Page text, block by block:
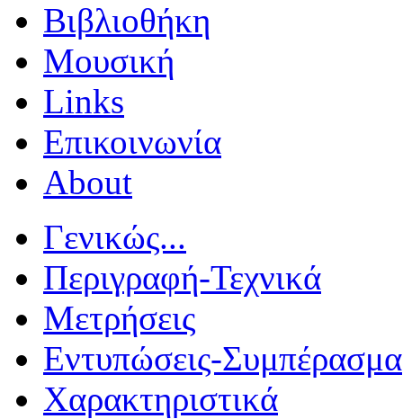
Βιβλιοθήκη
Μουσική
Links
Επικοινωνία
About
Γενικώς...
Περιγραφή-Τεχνικά
Μετρήσεις
Εντυπώσεις-Συμπέρασμα
Χαρακτηριστικά